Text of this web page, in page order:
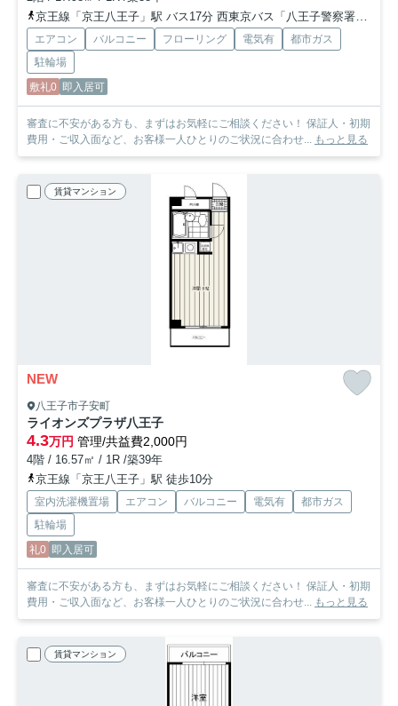
京王線「京王八王子」駅 バス17分 西東京バス「八王子警察署前」 停歩3分
エアコン バルコニー フローリング 電気有
都市ガス
駐輪場
敷礼0 即入居可
審査に不安がある方も、まずはお気軽にご相談ください！ 保証人・初期
費用・ご収入面など、お客様一人ひとりのご状況に合わせ...
もっと見る
賃貸マンション
NEW
八王子市子安町
ライオンズプラザ八王子
4.3万円 管理/共益費2,000円
4階 / 16.57㎡ / 1R /築39年
京王線「京王八王子」駅 徒歩10分
室内洗濯機置場 エアコン バルコニー 電気有
都市ガス
駐輪場
礼0 即入居可
審査に不安がある方も、まずはお気軽にご相談ください！ 保証人・初期
費用・ご収入面など、お客様一人ひとりのご状況に合わせ...
もっと見る
賃貸マンション